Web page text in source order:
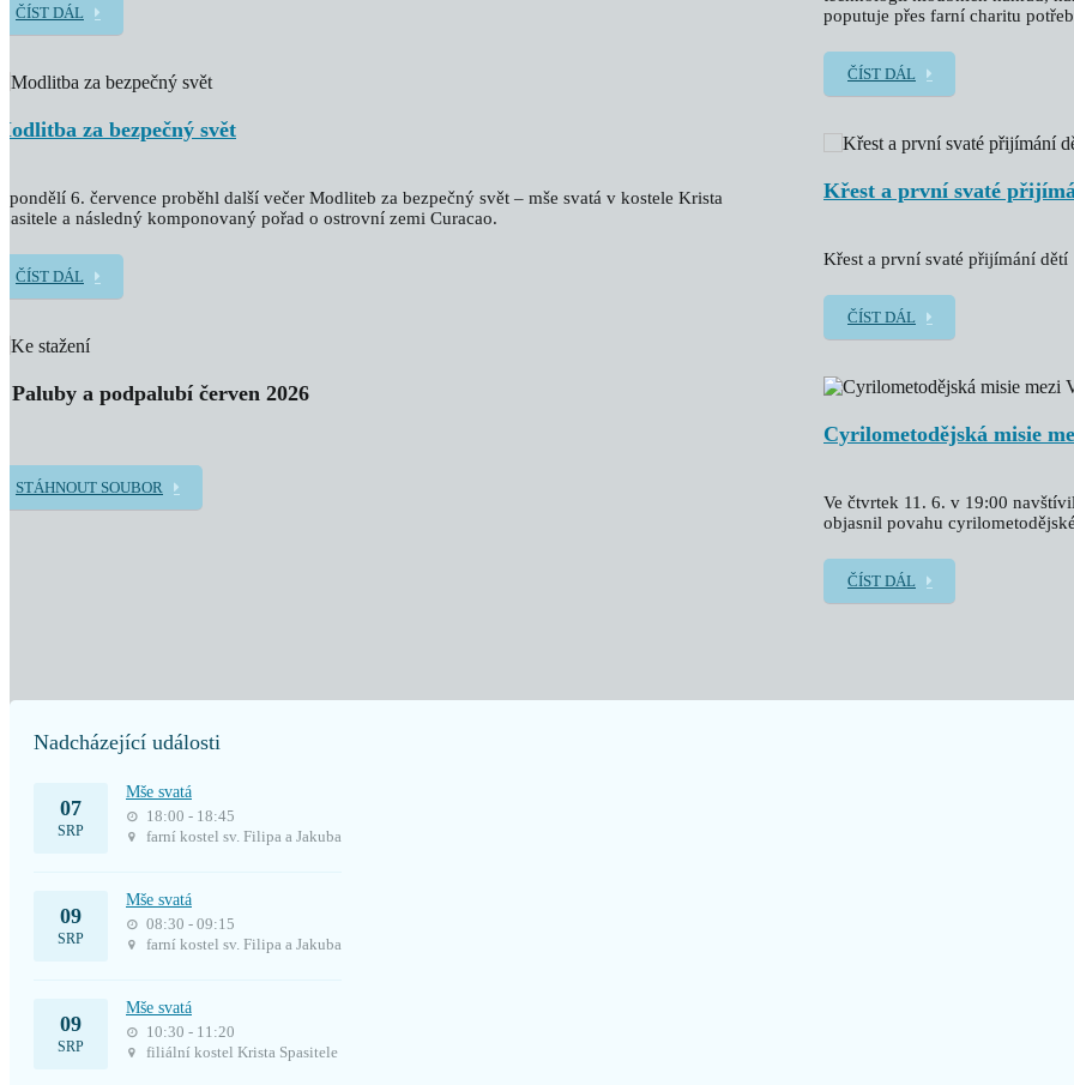
ČÍST DÁL
za bezpečný svět
pondělí 6. července proběhl další večer Modliteb za bezpečný svět – mše svatá v kostele Krista
a následný komponovaný pořad o ostrovní zemi Curacao.
ČÍST DÁL
Paluby a podpalubí červen 2026
STÁHNOUT SOUBOR
poputuje přes farní charitu
ČÍST DÁL
Křest a první svaté
Křest a první svaté přijímání dětí
ČÍST DÁL
Cyrilometodějská misie
Ve čtvrtek 11. 6. v 19:00
objasnil povahu
ČÍST DÁL
Nadcházející události
07
SRP
Mše svatá
18:00 - 18:45
farní kostel sv. Filipa a Jakuba
09
SRP
Mše svatá
08:30 - 09:15
farní kostel sv. Filipa a Jakuba
09
SRP
Mše svatá
10:30 - 11:20
filiální kostel Krista Spasitele